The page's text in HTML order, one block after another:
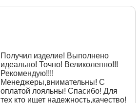
Получил изделие! Выполнено
идеально! Точно! Великолепно!!!
Рекомендую!!!!
Менеджеры,внимательны! С
оплатой лояльны! Спасибо! Для
тех кто ищет надежность,качество!